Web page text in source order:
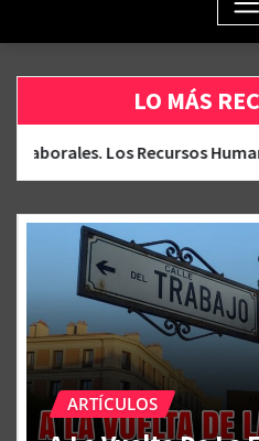
LO MÁS
México El
ARTÍCULOS